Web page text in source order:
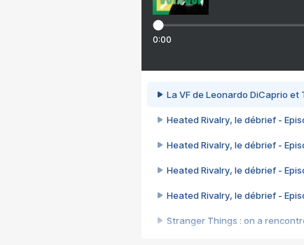
0:00
La VF de Leonardo DiCaprio
Heated Rivalry, le débrief -
Heated Rivalry, le débrief -
Heated Rivalry, le débrief -
Heated Rivalry, le débrief -
Stranger Things : on a